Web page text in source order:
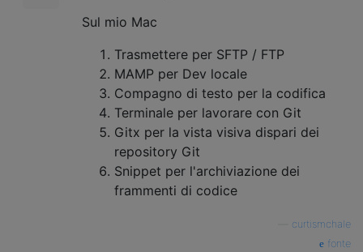
Sul mio Mac
Trasmettere per SFTP / FTP
MAMP per Dev locale
Compagno di testo per la codifica
Terminale per lavorare con Git
Gitx per la vista visiva dispari dei
repository Git
Snippet per l'archiviazione dei
frammenti di codice
curtismchale
fonte